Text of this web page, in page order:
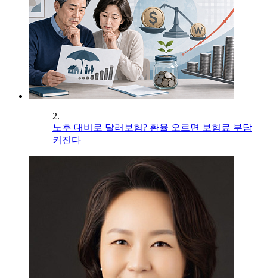
2.
노후 대비로 달러보험? 환율 오르면 보험료 부담
커진다